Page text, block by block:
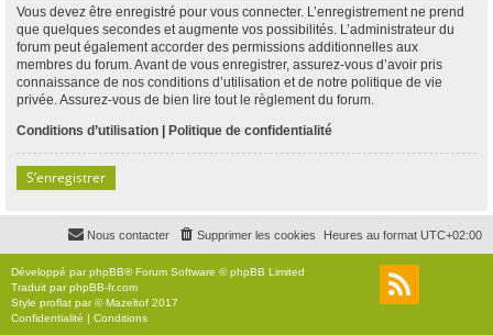
Vous devez être enregistré pour vous connecter. L’enregistrement ne prend
que quelques secondes et augmente vos possibilités. L’administrateur du
forum peut également accorder des permissions additionnelles aux
membres du forum. Avant de vous enregistrer, assurez-vous d’avoir pris
connaissance de nos conditions d’utilisation et de notre politique de vie
privée. Assurez-vous de bien lire tout le règlement du forum.
Conditions d’utilisation | Politique de confidentialité
S’enregistrer
Heures au format UTC+02:00
Supprimer les cookies
Nous contacter
Développé parphpBB® Forum Software © phpBB Limited
Traduit parphpBB-fr.com
Style proflat par ©Mazeltof 2017
Confidentialité | Conditions